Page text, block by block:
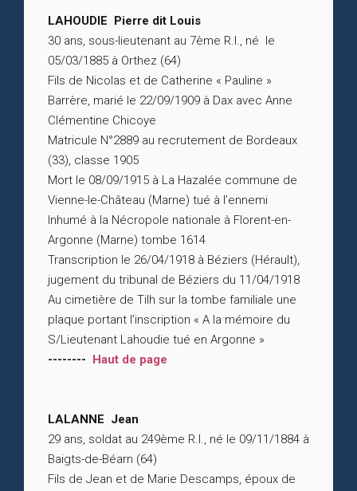
LAHOUDIE Pierre dit Louis
30 ans, sous-lieutenant au 7ème R.I., né le
05/03/1885 à Orthez (64)
Fils de Nicolas et de Catherine « Pauline »
Barrère, marié le 22/09/1909 à Dax avec Anne
Clémentine Chicoye
Matricule N°2889 au recrutement de Bordeaux
(33), classe 1905
Mort le 08/09/1915 à La Hazalée commune de
Vienne-le-Château (Marne) tué à l’ennemi
Inhumé à la Nécropole nationale à Florent-en-
Argonne (Marne) tombe 1614
Transcription le 26/04/1918 à Béziers (Hérault),
jugement du tribunal de Béziers du 11/04/1918
Au cimetière de Tilh sur la tombe familiale une
plaque portant l’inscription « A la mémoire du
S/Lieutenant Lahoudie tué en Argonne »
-------- Haut de page
LALANNE Jean
29 ans, soldat au 249ème R.I., né le 09/11/1884 à
Baigts-de-Béarn (64)
Fils de Jean et de Marie Descamps, époux de